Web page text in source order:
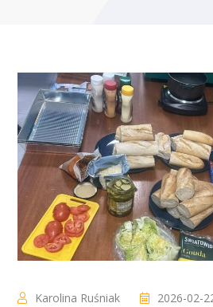
Karolina Ruśniak 2026-02-